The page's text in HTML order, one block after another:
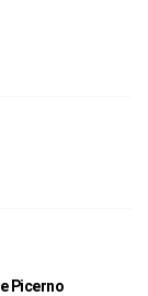
Picerno